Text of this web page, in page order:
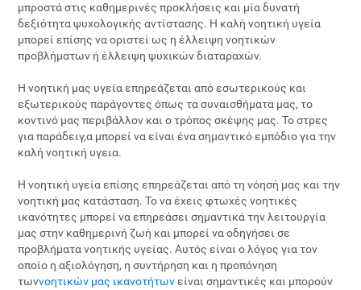
μπροστά στις καθημερινές προκλήσεις και μία δυνατή
δεξιότητα ψυχολογικής αντίστασης. Η καλή νοητική υγεία
μπορεί επίσης να οριστεί ως η έλλειψη νοητικών
προβλήματων ή έλλειψη ψυχικών διαταραχών.
Η νοητική μας υγεία επηρεάζεται από εσωτερικούς και
εξωτερικούς παράγοντες όπως τα συναισθήματα μας, το
κοντινό μας περιβάλλον και ο τρόπος σκέψης μας. Το στρες
για παράδειγ,α μπορεί να είναι ένα σημαντικό εμπόδιο για την
καλή νοητική υγεια.
Η νοητική υγεία επίσης επηρεάζεται από τη νόησή μας και την
νοητική μας κατάσταση. Το να έχεις φτωχές νοητικές
ικανότητες μπορεί να επηρεάσει σημαντικά την λειτουργία
μας στην καθημερινή ζωή και μπορεί να οδηγήσει σε
προβλήματα νοητικής υγείας. Αυτός είναι ο λόγος για τον
οποίο η αξιολόγηση, η συντήρηση και η προπόνηση
τωννοητικών μας ικανοτήτωνείναι σημαντικές και μπορούν